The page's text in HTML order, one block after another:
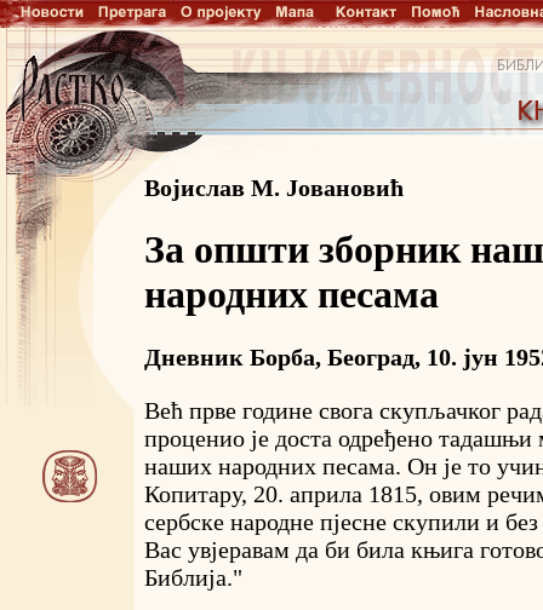
Војислав М. Јовановић
За општи зборник
народних песама
Дневник Борба, Београд, 10. јун
Већ прве године свога скупљачког
проценио је доста одређено тадашњи
наших народних песама. Он је то
Копитару, 20. априла 1815, овим
сербске народне пјесне скупили и
Вас увјеравам да би била књига
Библија."